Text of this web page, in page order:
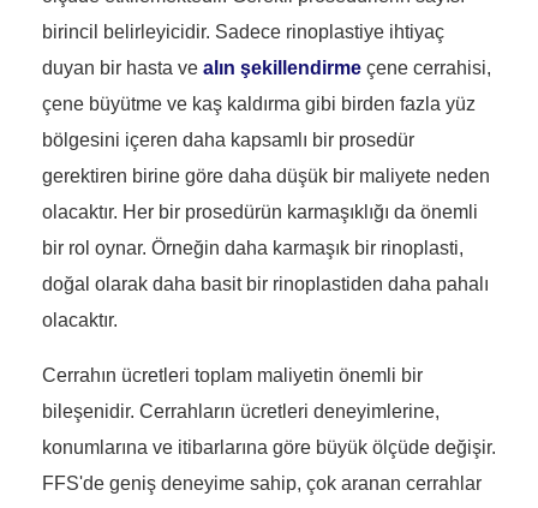
birincil belirleyicidir. Sadece rinoplastiye ihtiyaç
duyan bir hasta ve alın şekillendirme çene cerrahisi,
çene büyütme ve kaş kaldırma gibi birden fazla yüz
bölgesini içeren daha kapsamlı bir prosedür
gerektiren birine göre daha düşük bir maliyete neden
olacaktır. Her bir prosedürün karmaşıklığı da önemli
bir rol oynar. Örneğin daha karmaşık bir rinoplasti,
doğal olarak daha basit bir rinoplastiden daha pahalı
olacaktır.
Cerrahın ücretleri toplam maliyetin önemli bir
bileşenidir. Cerrahların ücretleri deneyimlerine,
konumlarına ve itibarlarına göre büyük ölçüde değişir.
FFS'de geniş deneyime sahip, çok aranan cerrahlar